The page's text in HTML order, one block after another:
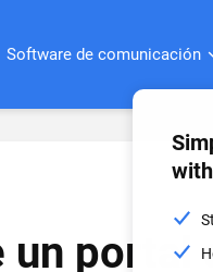
Software de comunicación
un portal